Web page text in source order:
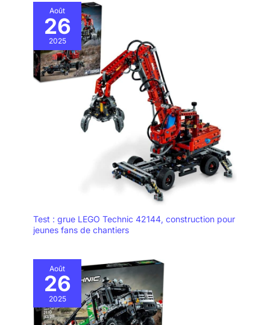
Août
26
2025
Test : grue LEGO Technic 42144, construction pour
jeunes fans de chantiers
Août
26
2025